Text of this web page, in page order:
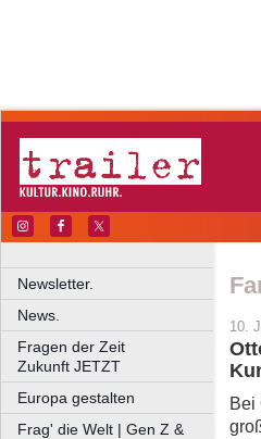
Newsletter.
News.
Fragen der Zeit
Zukunft JETZT
Europa gestalten
Frag' die Welt | Gen Z &
10.
Bei